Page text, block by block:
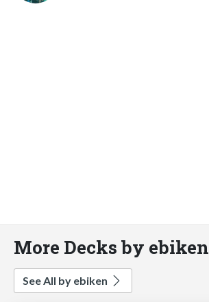
More Decks by ebiken
See All by ebiken